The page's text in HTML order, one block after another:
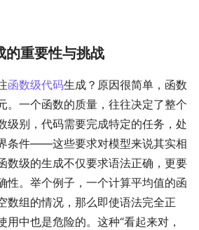
的重要性与挑战
函数级代码生成？原因很简单，函数
。一个函数的质量，往往决定了整个
级别，代码需要完成特定的任务，处
条件——这些要求对模型来说其实相
数级的生成不仅要求语法正确，更要
性。举个例子，一个计算平均值的函
数组的情况，那么即使语法完全正
用中也是危险的。这种“看起来对，